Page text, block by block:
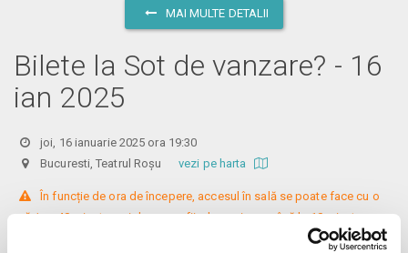
MAI MULTE DETALII
Bilete la Sot de vanzare? - 16
ian 2025
joi, 16 ianuarie 2025 ora 19:30
Bucuresti, Teatrul Roșu vezi pe harta
În funcție de ora de începere, accesul în sală se poate face cu o
oră / cu 40 minute mai devreme, fiind permis cu până la 10 minute
înainte de spectacol. Așezarea se realizează la mese de 2 (nr. limitat), 3